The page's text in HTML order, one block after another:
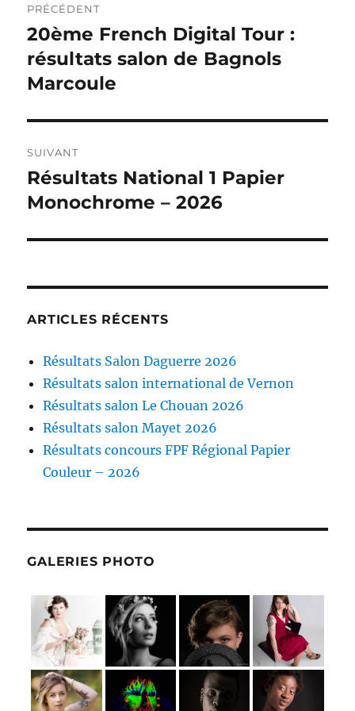
de
l’article
PRÉCÉDENT
Publication
précédente :
20ème French Digital Tour :
résultats salon de Bagnols
Marcoule
SUIVANT
Publication
suivante :
Résultats National 1 Papier
Monochrome – 2026
ARTICLES RÉCENTS
Résultats Salon Daguerre 2026
Résultats salon international de Vernon
Résultats salon Le Chouan 2026
Résultats salon Mayet 2026
Résultats concours FPF Régional Papier
Couleur – 2026
GALERIES PHOTO